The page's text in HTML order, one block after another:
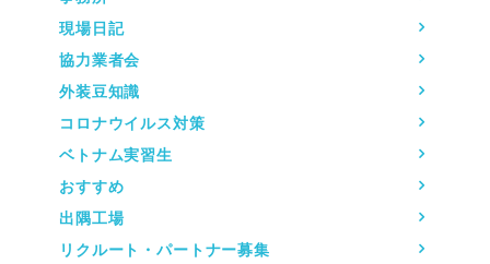
現場日記
協力業者会
外装豆知識
コロナウイルス対策
ベトナム実習生
おすすめ
出隅工場
リクルート・パートナー募集